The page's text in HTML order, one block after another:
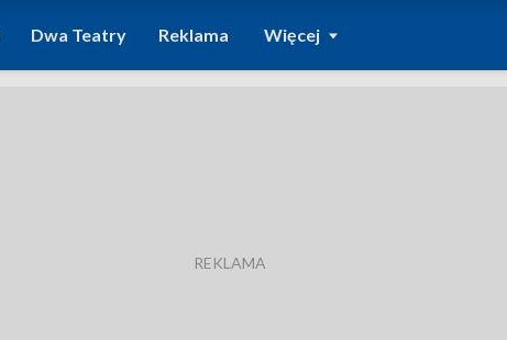
Dwa Teatry Reklama Więcej